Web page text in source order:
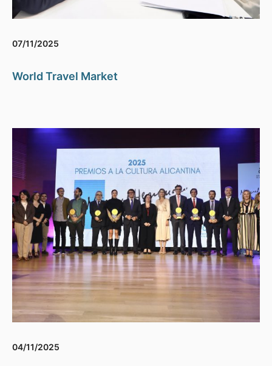
07/11/2025
World Travel Market
04/11/2025